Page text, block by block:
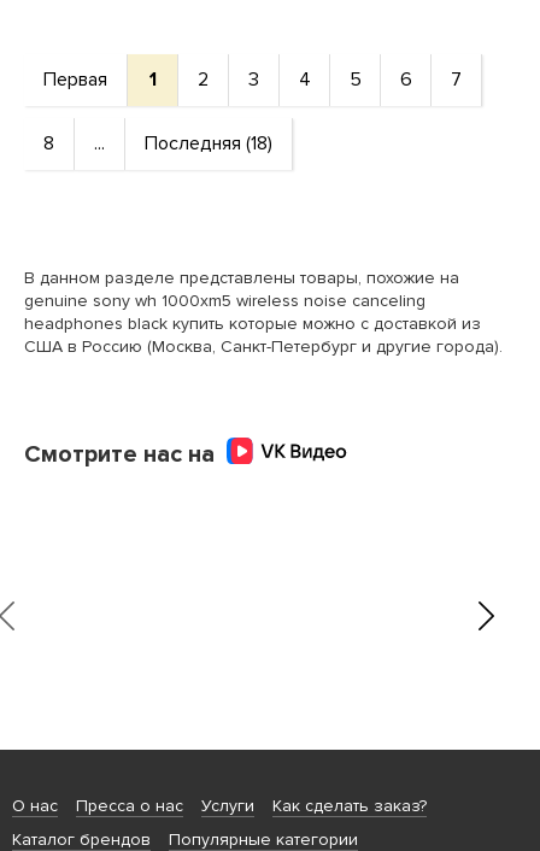
Первая 1 2 3 4 5 6 7
8 ... Последняя (18)
В данном разделе представлены товары, похожие на
genuine sony wh 1000xm5 wireless noise canceling
headphones black купить которые можно с доставкой из
США в Россию (Москва, Санкт-Петербург и другие города).
Смотрите нас на
О нас Пресса о нас Услуги
Как сделать заказ?
Каталог брендов
Популярные категории